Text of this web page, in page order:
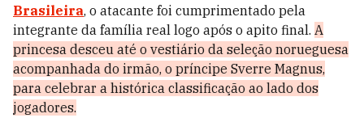
Brasileira, o atacante foi cumprimentado pela
integrante da família real logo após o apito final. A
princesa desceu até o vestiário da seleção norueguesa
acompanhada do irmão, o príncipe Sverre Magnus,
para celebrar a histórica classificação ao lado dos
jogadores.